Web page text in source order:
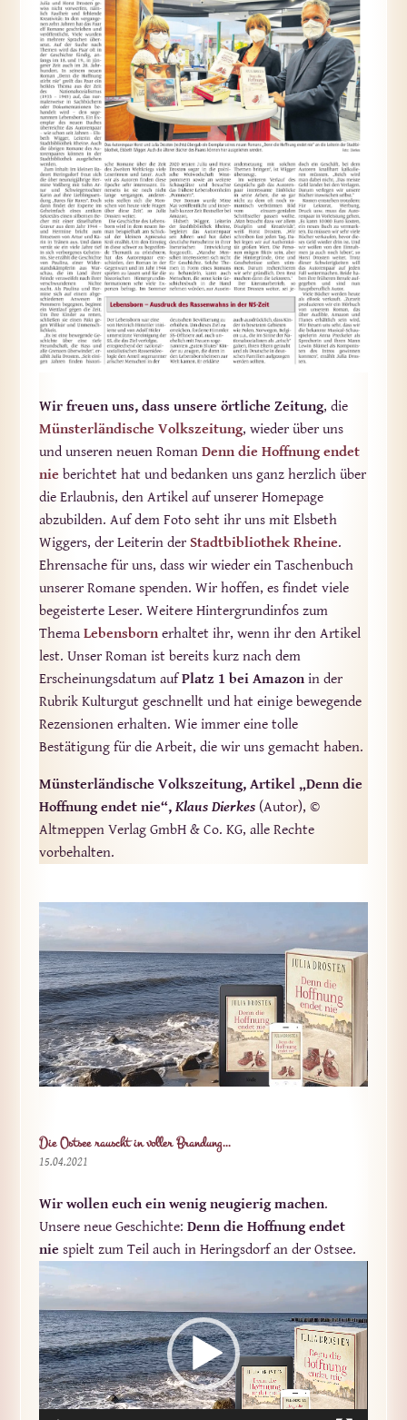
Wir freuen uns, dass unsere örtliche Zeitung, die
Münsterländische Volkszeitung, wieder über uns
und unseren neuen RomanDenn die Hoffnung endet
nie berichtet hat und bedanken uns ganz herzlich über
die Erlaubnis, den Artikel auf unserer Homepage
abzubilden. Auf dem Foto seht ihr uns mit Elsbeth
Wiggers, der Leiterin derStadtbibliothek Rheine.
Ehrensache für uns, dass wir wieder ein Taschenbuch
unserer Romane spenden. Wir hoffen, es findet viele
begeisterte Leser. Weitere Hintergrundinfos zum
ThemaLebensborn erhaltet ihr, wenn ihr den Artikel
lest. Unser Roman ist bereits kurz nach dem
Erscheinungsdatum aufPlatz 1 bei Amazon in der
Rubrik Kulturgut geschnellt und hat einige bewegende
Rezensionen erhalten. Wie immer eine tolle
Bestätigung für die Arbeit, die wir uns gemacht haben.
Münsterländische Volkszeitung, Artikel „Denn die
Hoffnung endet nie“, Klaus Dierkes (Autor), ©
Altmeppen Verlag GmbH & Co. KG, alle Rechte
vorbehalten.
Die Ostsee rauscht in voller Brandung…
15.04.2021
Wir wollen euch ein wenig neugierig machen.
Unsere neue Geschichte:Denn die Hoffnung endet
nie spielt zum Teil auch in Heringsdorf an der Ostsee.
Video-
Player